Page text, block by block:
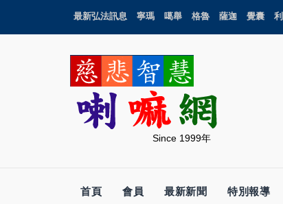
最新弘法訊息 寧瑪 噶舉 格魯 薩迦 覺囊
Since 1999年
首頁 會員 最新新聞 特別報導